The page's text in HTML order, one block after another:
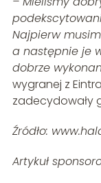
Najpierw
a następnie je
dobrze
wygranej z
zadecydowały
Źródło:
Artykuł